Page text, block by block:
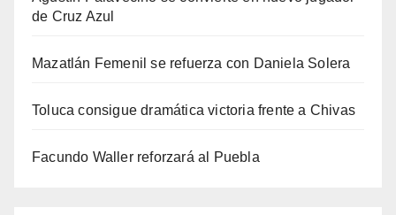
de Cruz Azul
Mazatlán Femenil se refuerza con Daniela Solera
Toluca consigue dramática victoria frente a Chivas
Facundo Waller reforzará al Puebla